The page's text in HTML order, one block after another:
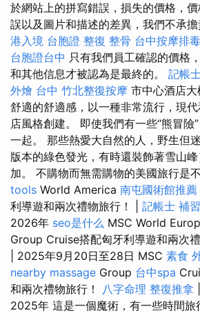
於網站上的拼寫錯誤，損失的價格，
誤以及圖片和描述的差異，我們不承擔
港入境 台胞證 整復 整骨 台中按摩排
台胞證台中 只有我們員工確認的價格
和其他信息才被認為是最終的。 記帳
外燴 台中 竹北整復按摩 市中心酒店
舒適的舒適感，以一種非常流行，現
店風格創建。 即使我們有一些“熊冒險
一起。 那些熱愛大自然的人，野生但
版本的綠色發光，有時還裝飾著雪山
加。 不購物而無需購物的美國旅行是
tools World America 南屯國術館推薦
利導遊和兩次禮物旅行！ | 記帳士 補習
2026年 seo是什么 MSC World
Group Cruise搭配匈牙利導遊和兩次
| 2025年9月20日至28日 MSC 素食
nearby massage Group 台中spa
和兩次禮物旅行！ 八字命理 整復推拿
2025年 這是一個魔術，有一些時間旅